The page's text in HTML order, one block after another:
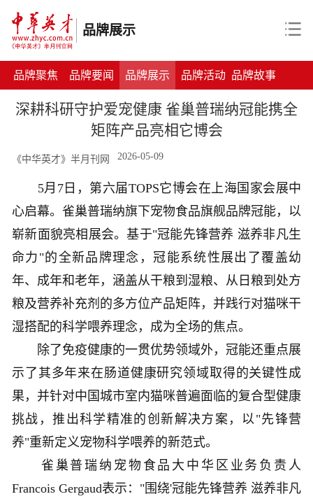
品牌展示
品牌聚焦 品牌要闻 品牌展示 品牌活动 品牌故事
深耕科研守护爱宠健康 雀巢普瑞纳冠能携全
矩阵产品亮相它博会
《中华英才》半月刊网 2026-05-09
5月7日，第六届TOPS它博会在上海国家会展中
心启幕。雀巢普瑞纳旗下宠物食品旗舰品牌冠能，以
崭新面貌亮相展会。基于"冠能先锋营养 滋养非凡生
命力"的全新品牌理念，冠能系统性展出了覆盖幼
年、成年和老年，涵盖从干粮到湿粮、从日粮到处方
粮及营养补充剂的多方位产品矩阵，并践行对猫咪干
湿搭配的科学喂养理念，成为全场的焦点。
除了免疫健康的一贯优势领域外，冠能还重点展
示了其多年来在肠道健康研究领域取得的关键性成
果，并针对中国城市室内猫咪普遍面临的复合型健康
挑战，推出科学精准的创新解决方案，以"先锋营
养"重新定义宠物科学喂养的新范式。
雀巢普瑞纳宠物食品大中华区业务负责人
Francois Gergaud表示："围绕'冠能先锋营养 滋养非凡